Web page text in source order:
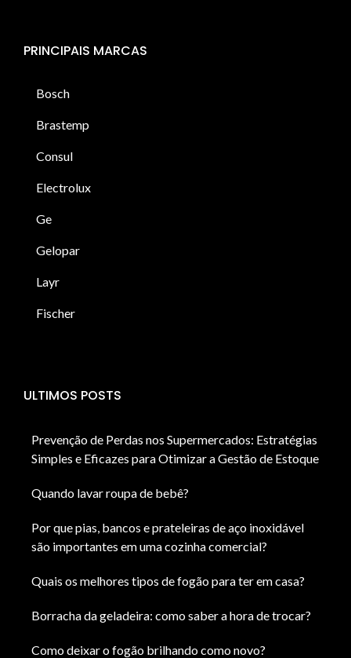
PRINCIPAIS MARCAS
Bosch
Brastemp
Consul
Electrolux
Ge
Gelopar
Layr
Fischer
ULTIMOS POSTS
Prevenção de Perdas nos Supermercados: Estratégias
Simples e Eficazes para Otimizar a Gestão de Estoque
Quando lavar roupa de bebê?
Por que pias, bancos e prateleiras de aço inoxidável
são importantes em uma cozinha comercial?
Quais os melhores tipos de fogão para ter em casa?
Borracha da geladeira: como saber a hora de trocar?
Como deixar o fogão brilhando como novo?